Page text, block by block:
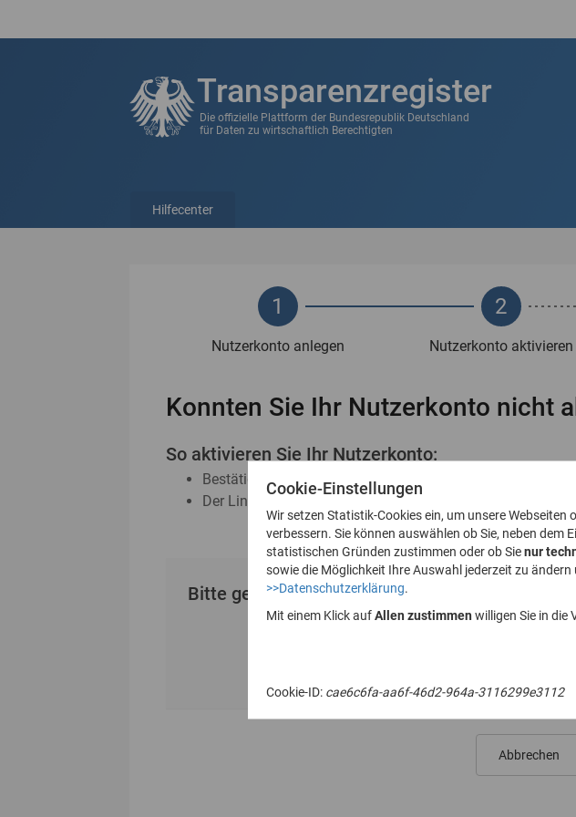
Transparenzregister
Die offizielle Plattform der Bundesrepublik Deutschland
für Daten zu wirtschaftlich Berechtigten
Hilfecenter
1
Nutzerkonto anlegen
2
Nutzerkonto aktivieren
Konnten Sie Ihr Nutzerkonto nicht
So aktivieren Sie Ihr Nutzerkonto:
Bestätigen Sie den erhaltenen Aktivierungslink
Der Link ist 24 Stunden gültig
Bitte geben Sie Ihre E-Mail-Adresse an
Cookie-Einstellungen
Wir setzen Statistik-Cookies ein, um unsere
verbessern. Sie können auswählen ob Sie, neben
statistischen Gründen zustimmen oder ob Sienur
sowie die Möglichkeit Ihre Auswahl jederzeit zu
>>Datenschutzerklärung.
Mit einem Klick aufAllen zustimmen willigen Sie in die
Cookie-ID: cae6c6fa-aa6f-46d2-964a-3116299e3112